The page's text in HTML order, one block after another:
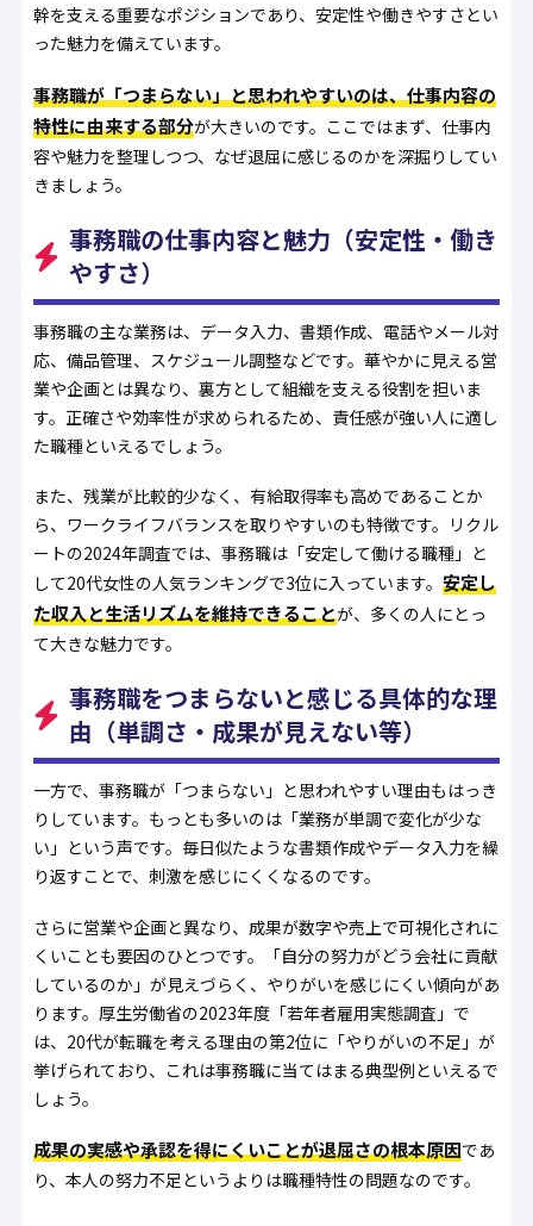
幹を支える重要なポジションであり、安定性や働きやすさとい
った魅力を備えています。
事務職が「つまらない」と思われやすいのは、仕事内容の
特性に由来する部分が大きいのです。ここではまず、仕事内
容や魅力を整理しつつ、なぜ退屈に感じるのかを深掘りしてい
きましょう。
事務職の仕事内容と魅力（安定性・働き
やすさ）
事務職の主な業務は、データ入力、書類作成、電話やメール対
応、備品管理、スケジュール調整などです。華やかに見える営
業や企画とは異なり、裏方として組織を支える役割を担いま
す。正確さや効率性が求められるため、責任感が強い人に適し
た職種といえるでしょう。
また、残業が比較的少なく、有給取得率も高めであることか
ら、ワークライフバランスを取りやすいのも特徴です。リクル
ートの2024年調査では、事務職は「安定して働ける職種」と
して20代女性の人気ランキングで3位に入っています。 安定し
た収入と生活リズムを維持できることが、多くの人にとっ
て大きな魅力です。
事務職をつまらないと感じる具体的な理
由（単調さ・成果が見えない等）
一方で、事務職が「つまらない」と思われやすい理由もはっき
りしています。もっとも多いのは「業務が単調で変化が少な
い」という声です。毎日似たような書類作成やデータ入力を繰
り返すことで、刺激を感じにくくなるのです。
さらに営業や企画と異なり、成果が数字や売上で可視化されに
くいことも要因のひとつです。「自分の努力がどう会社に貢献
しているのか」が見えづらく、やりがいを感じにくい傾向があ
ります。厚生労働省の2023年度「若年者雇用実態調査」で
は、20代が転職を考える理由の第2位に「やりがいの不足」が
挙げられており、これは事務職に当てはまる典型例といえるで
しょう。
成果の実感や承認を得にくいことが退屈さの根本原因であ
り、本人の努力不足というよりは職種特性の問題なのです。